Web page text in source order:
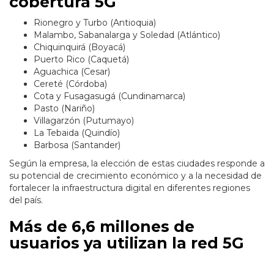
Rionegro y Turbo (Antioquia)
Malambo, Sabanalarga y Soledad (Atlántico)
Chiquinquirá (Boyacá)
Puerto Rico (Caquetá)
Aguachica (Cesar)
Cereté (Córdoba)
Cota y Fusagasugá (Cundinamarca)
Pasto (Nariño)
Villagarzón (Putumayo)
La Tebaida (Quindío)
Barbosa (Santander)
Según la empresa, la elección de estas ciudades responde a
su potencial de crecimiento económico y a la necesidad de
fortalecer la infraestructura digital en diferentes regiones
del país.
Más de 6,6 millones de
usuarios ya utilizan la red 5G